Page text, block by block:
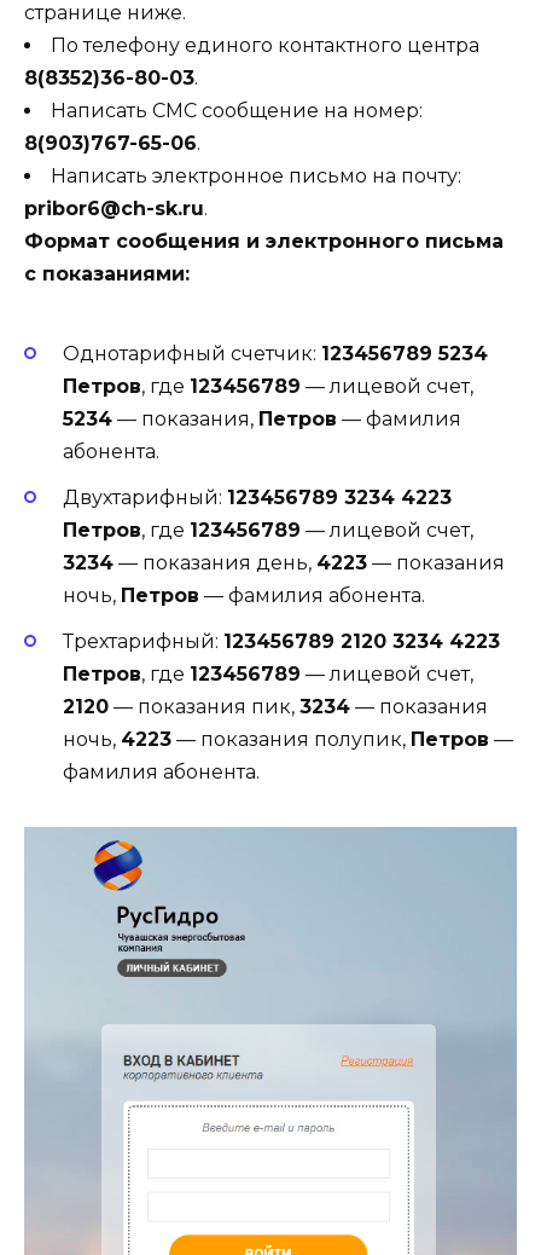
странице ниже.
По телефону единого контактного центра
8(8352)36-80-03.
Написать СМС сообщение на номер:
8(903)767-65-06.
Написать электронное письмо на почту:
pribor6@ch-sk.ru.
Формат сообщения и электронного письма
с показаниями:
Однотарифный счетчик: 123456789 5234
Петров, где 123456789 — лицевой счет,
5234 — показания, Петров — фамилия
абонента.
Двухтарифный: 123456789 3234 4223
Петров, где 123456789 — лицевой счет,
3234 — показания день, 4223 — показания
ночь, Петров — фамилия абонента.
Трехтарифный: 123456789 2120 3234 4223
Петров, где 123456789 — лицевой счет,
2120 — показания пик, 3234 — показания
ночь, 4223 — показания полупик, Петров —
фамилия абонента.